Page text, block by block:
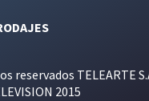
reservados TELEARTE
2015